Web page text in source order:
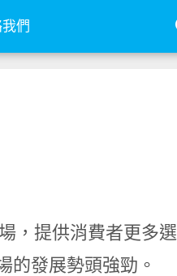
們
，提供消費者更多選
的發展勢頭強勁。